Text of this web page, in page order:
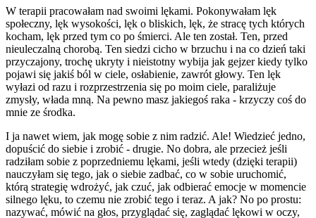
W terapii pracowałam nad swoimi lękami. Pokonywałam lęk
społeczny, lęk wysokości, lęk o bliskich, lęk, że stracę tych których
kocham, lęk przed tym co po śmierci. Ale ten został. Ten, przed
nieuleczalną chorobą. Ten siedzi cicho w brzuchu i na co dzień taki
przyczajony, trochę ukryty i nieistotny wybija jak gejzer kiedy tylko
pojawi się jakiś ból w ciele, osłabienie, zawrót głowy. Ten lęk
wyłazi od razu i rozprzestrzenia się po moim ciele, paraliżuje
zmysły, włada mną. Na pewno masz jakiegoś raka - krzyczy coś do
mnie ze środka.
I ja nawet wiem, jak mogę sobie z nim radzić. Ale! Wiedzieć jedno,
dopuścić do siebie i zrobić - drugie. No dobra, ale przecież jeśli
radziłam sobie z poprzedniemu lękami, jeśli wtedy (dzięki terapii)
nauczyłam się tego, jak o siebie zadbać, co w sobie uruchomić,
którą strategię wdrożyć, jak czuć, jak odbierać emocje w momencie
silnego lęku, to czemu nie zrobić tego i teraz. A jak? No po prostu:
nazywać, mówić na głos, przyglądać się, zaglądać lękowi w oczy,